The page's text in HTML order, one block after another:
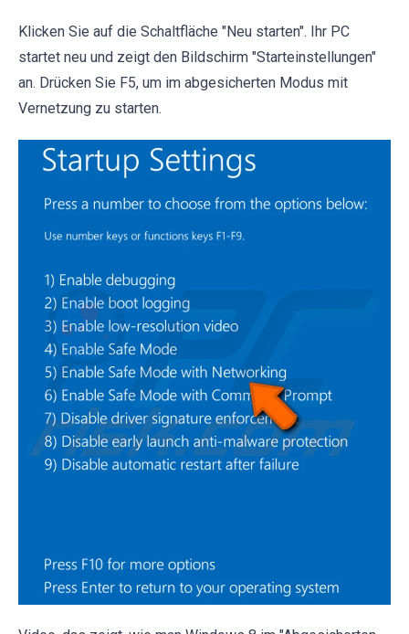
Klicken Sie auf die Schaltfläche "Neu starten". Ihr PC
startet neu und zeigt den Bildschirm "Starteinstellungen"
an. Drücken Sie F5, um im abgesicherten Modus mit
Vernetzung zu starten.